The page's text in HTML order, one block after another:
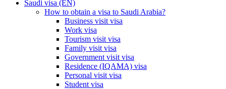
Saudi visa (EN)
How to obtain a visa to Saudi Arabia?
Business visit visa
Work visa
Tourism visit visa
Family visit visa
Government visit visa
Residence (IQAMA) visa
Personal visit visa
Student visa